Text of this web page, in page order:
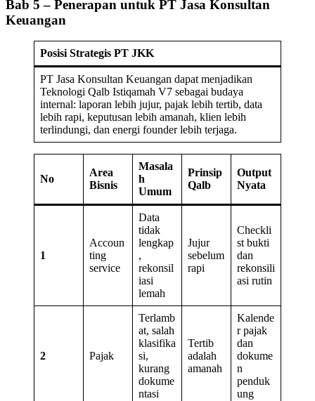
Bab 5 – Penerapan untuk PT Jasa Konsultan
Keuangan
Posisi Strategis PT JKK
PT Jasa Konsultan Keuangan dapat menjadikan
Teknologi Qalb Istiqamah V7 sebagai budaya
internal: laporan lebih jujur, pajak lebih tertib, data
lebih rapi, keputusan lebih amanah, klien lebih
terlindungi, dan energi founder lebih terjaga.
No
Area
Bisnis
Masala
h
Umum
Prinsip
Qalb
Output
Nyata
1
Accoun
ting
service
Data
tidak
lengkap
,
rekonsil
iasi
lemah
Jujur
sebelum
rapi
Checkli
st bukti
dan
rekonsili
asi rutin
2 Pajak
Terlamb
at, salah
klasifika
si,
kurang
dokume
ntasi
Tertib
adalah
amanah
Kalende
r pajak
dan
dokume
n
penduk
ung